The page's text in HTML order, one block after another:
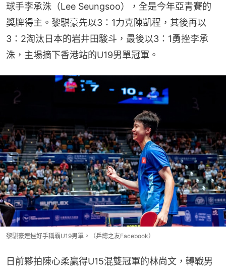
球手李承洙（Lee Seungsoo），全是今年亞青賽的
獎牌得主。黎騏豪先以3：1力克陳凱程，其後再以
3：2淘汰日本的岩井田駿斗，最後以3：1勇挫李承
洙，主場摘下香港站的U19男單冠軍。
黎騏豪連挫好手稱霸U19男單。（乒總之友Facebook）
日前夥拍陳心柔贏得U15混雙冠軍的林尚文，轉戰男